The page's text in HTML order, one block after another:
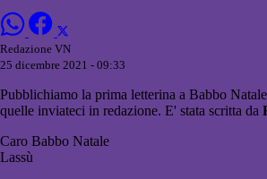
Redazione VN
25 dicembre 2021 - 09:33
Pubblichiamo la prima letterina a Babbo
quelle inviateci in redazione. E' stata scritta da
Caro Babbo Natale
Lassù